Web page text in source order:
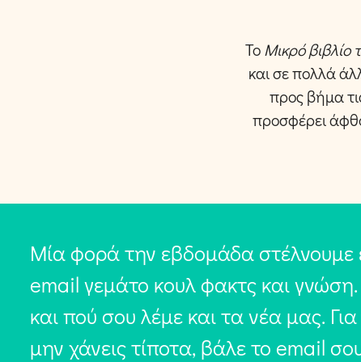
ΤοΜικρό βιβλίο
και σε πολλά
προς βήμα
προσφέρει
Μία φορά την εβδομάδα στέλνουμε
email γεμάτο κουλ φακτς και
και πού σου λέμε και τα νέα μας.
μην χάνεις τίποτα, βάλε το email